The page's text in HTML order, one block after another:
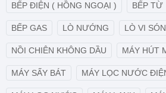
BẾP ĐIỆN ( HỒNG NGOẠI ) BẾP TỪ
BẾP GAS LÒ NƯỚNG LÒ VI
NỒI CHIÊN KHÔNG DẦU MÁY HÚT
MÁY SẤY BÁT MÁY LỌC NƯỚC